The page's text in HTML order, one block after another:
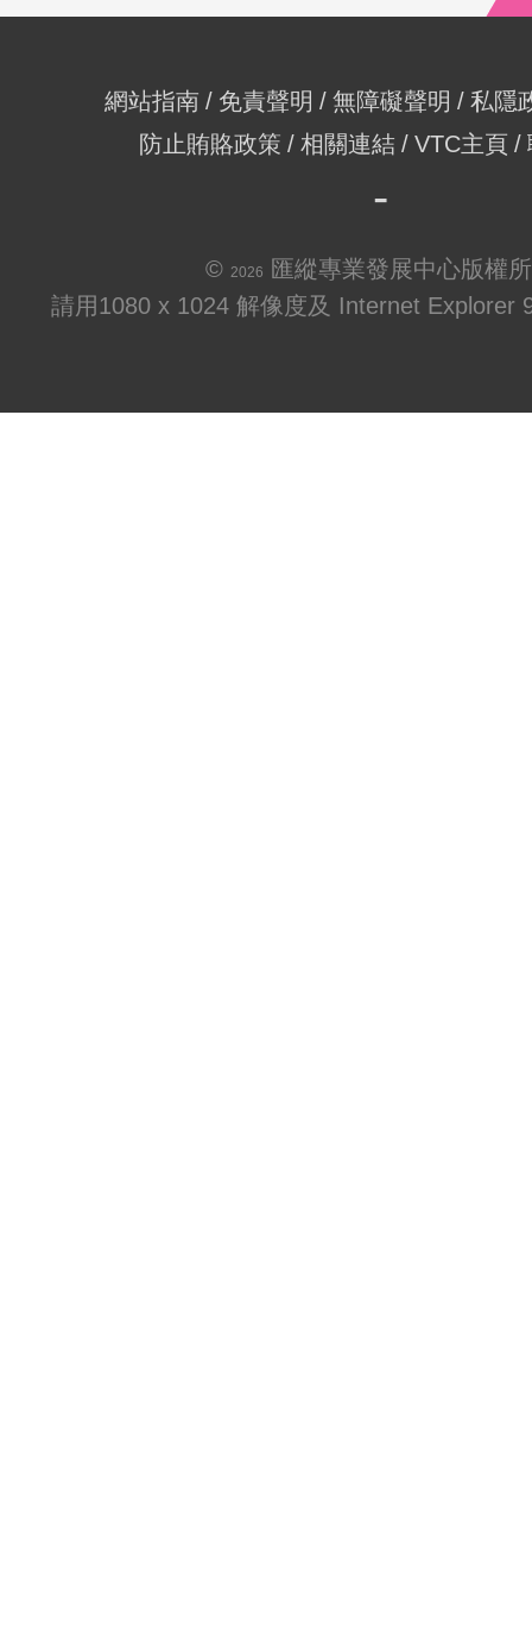
網站指南 免責聲明 無障礙聲明
私隱
防止賄賂政策
相關連結 VTC主頁
© 2026
匯縱專業發展中心版權
請用1080 x 1024 解像度及 Internet Explorer